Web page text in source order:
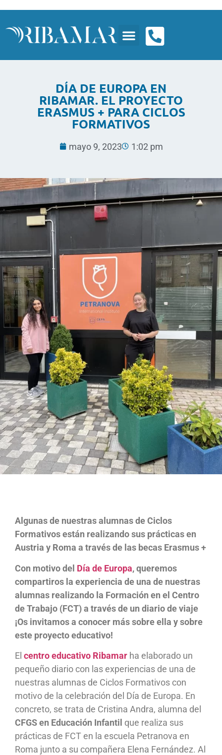
DÍA DE EUROPA EN
RIBAMAR. EL PROYECTO
ERASMUS + PARA CICLOS
FORMATIVOS
mayo 9, 2023 1:02 pm
Algunas de nuestras alumnas de Ciclos
Formativos están realizando sus prácticas en
Austria y Roma a través de las becas Erasmus +
Con motivo del Día de Europa, queremos
compartiros la experiencia de una de nuestras
alumnas realizando la Formación en el Centro
de Trabajo (FCT) a través de un diario de viaje
¡Os invitamos a conocer más sobre ella y sobre
este proyecto educativo!
El centro educativo Ribamar ha elaborado un
pequeño diario con las experiencias de una de
nuestras alumnas de Ciclos Formativos con
motivo de la celebración del Día de Europa. En
concreto, se trata de Cristina Andra, alumna del
CFGS en Educación Infantil que realiza sus
prácticas de FCT en la escuela Petranova en
Roma junto a su compañera Elena Fernández. Al